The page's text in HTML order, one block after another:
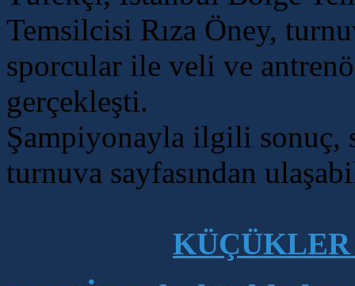
Temsilcisi Rıza Öney,
sporcular ile veli ve
gerçekleşti.
Şampiyonayla ilgili sonuç,
turnuva sayfasından
KÜÇÜKLER